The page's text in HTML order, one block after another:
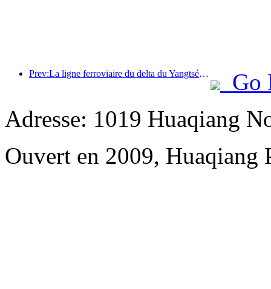
Prev:La ligne ferroviaire du delta du Yangtsé a transporté plus de 21,38 millions de passagers pendant les vacances du 1er mai.
Go
Adresse: 1019 Huaqiang
Ouvert en 2009, Huaqiang